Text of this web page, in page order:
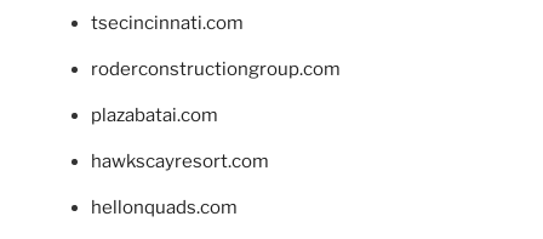
tsecincinnati.com
roderconstructiongroup.com
plazabatai.com
hawkscayresort.com
hellonquads.com